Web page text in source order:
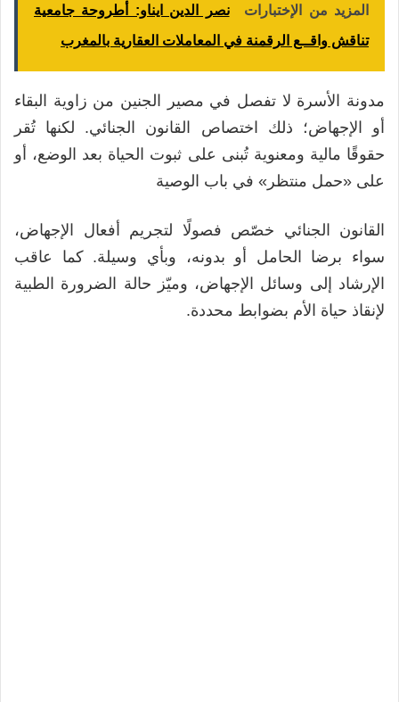
المزيد من الإختبارات
نصر الدين ايناو: أطروحة جامعية
تناقش واقــع الرقمنة في المعاملات العقارية بالمغرب
مدونة الأسرة لا تفصل في مصير الجنين من زاوية البقاء
أو الإجهاض؛ ذلك اختصاص القانون الجنائي. لكنها تُقر
حقوقًا مالية ومعنوية تُبنى على ثبوت الحياة بعد الوضع، أو
على «حمل منتظر» في باب الوصية
القانون الجنائي خصّص فصولًا لتجريم أفعال الإجهاض،
سواء برضا الحامل أو بدونه، وبأي وسيلة. كما عاقب
الإرشاد إلى وسائل الإجهاض، وميّز حالة الضرورة الطبية
لإنقاذ حياة الأم بضوابط محددة.